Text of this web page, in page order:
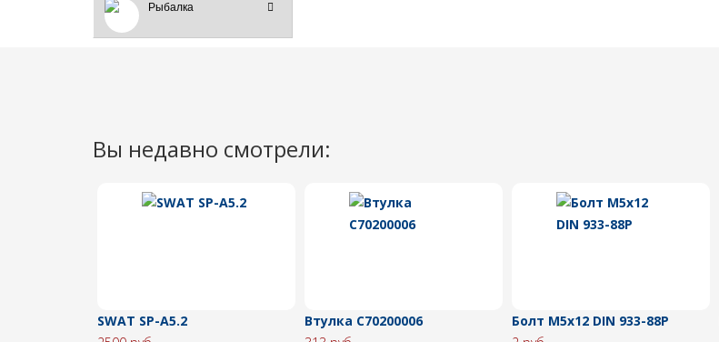
Рыбалка
Вы недавно смотрели:
SWAT SP-A5.2
Втулка C70200006
Болт M5x12 DIN 933-88P